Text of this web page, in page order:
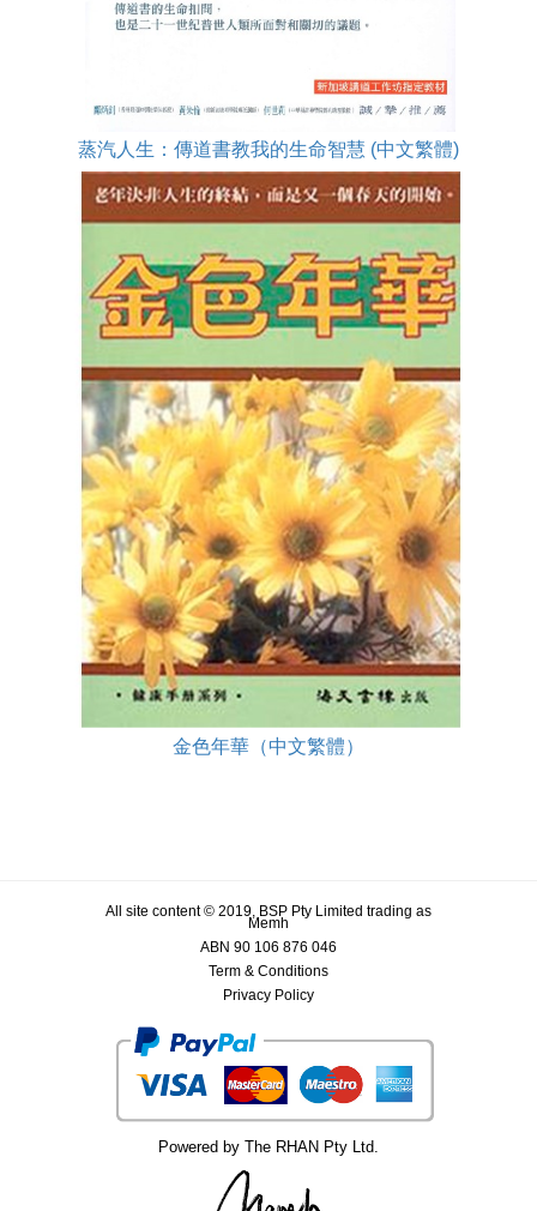
蒸汽人生：傳道書教我的生命智慧 (中文繁體)
金色年華（中文繁體）
All site content © 2019, BSP Pty Limited trading as
Memh
ABN 90 106 876 046
Term & Conditions
Privacy Policy
Powered by The RHAN Pty Ltd.